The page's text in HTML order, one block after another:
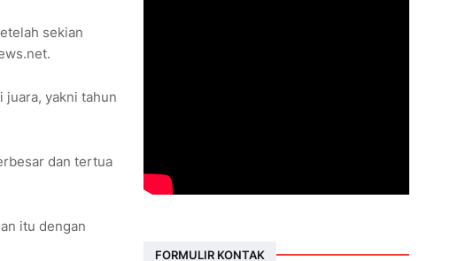
sekian
juara, yakni tahun
dan tertua
itu dengan
FORMULIR KONTAK